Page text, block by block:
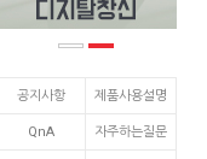
공지사항 제품사용설명
QnA 자주하는질문